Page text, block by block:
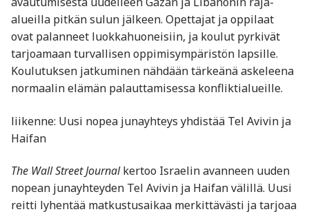
alueilla pitkän sulun jälkeen. Opettajat ja oppilaat
ovat palanneet luokkahuoneisiin, ja koulut pyrkivät
tarjoamaan turvallisen oppimisympäristön lapsille.
Koulutuksen jatkuminen nähdään tärkeänä askeleena
normaalin elämän palauttamisessa konfliktialueille.
liikenne: Uusi nopea junayhteys yhdistää Tel Avivin ja
Haifan
The Wall Street Journalkertoo Israelin avanneen uuden
nopean junayhteyden Tel Avivin ja Haifan välillä. Uusi
reitti lyhentää matkustusaikaa merkittävästi ja tarjoaa